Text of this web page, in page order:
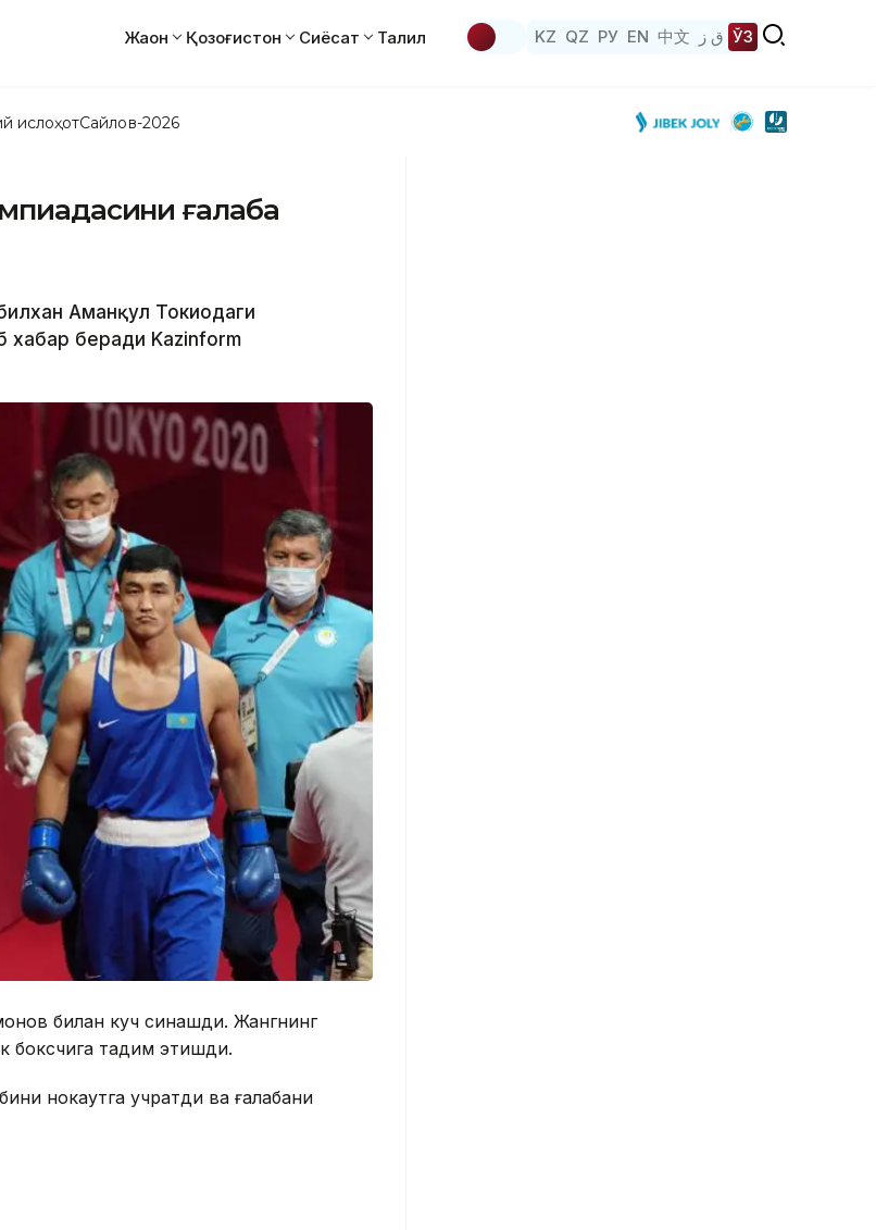
Жаҳон Қозоғистон Сиёсат Таҳлил KZ QZ РУ EN 中文 ق ز ЎЗ
ислоҳотСайлов-2026
ғалаба
Аманқул Токиодаги
хабар беради Kazinform
билан куч синашди. Жангнинг
боксчига тақдим этишди.
нокаутга учратди ва ғалабани